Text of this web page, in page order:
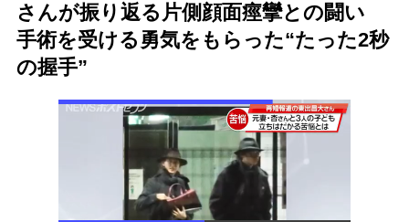
さんが振り返る片側顔面痙攣との闘い
手術を受ける勇気をもらった“たった2秒
の握手”